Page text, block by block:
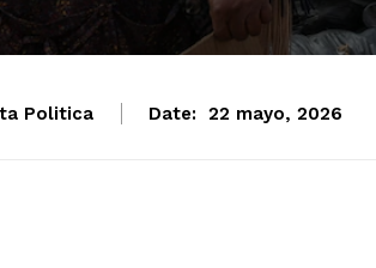
Politica Date: 22 mayo, 2026